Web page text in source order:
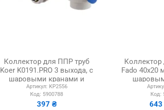
Коллектор для ППР труб
Koer K0191.PRO 3 выхода, с
шаровыми кранами и
фитингом
Артикул: KP2556
Код: 5900788
397 ₴
Fado 40х20
Код: